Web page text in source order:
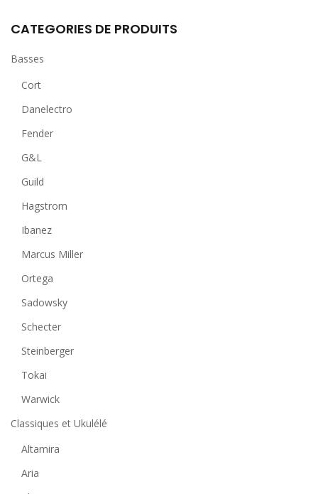
CATEGORIES DE PRODUITS
Basses
Cort
Danelectro
Fender
G&L
Guild
Hagstrom
Ibanez
Marcus Miller
Ortega
Sadowsky
Schecter
Steinberger
Tokai
Warwick
Classiques et Ukulélé
Altamira
Aria